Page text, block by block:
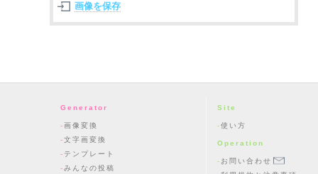
画像を保存
Generator
画像変換
文字画変換
テンプレート
みんなの投稿
Site
使い方
Operation
お問い合わせ